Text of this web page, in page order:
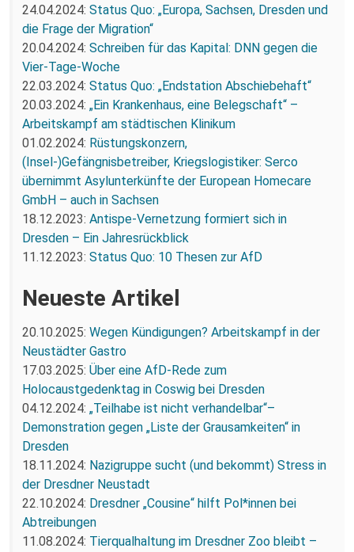
24.04.2024: Status Quo: „Europa, Sachsen, Dresden und
die Frage der Migration“
20.04.2024: Schreiben für das Kapital: DNN gegen die
Vier-Tage-Woche
22.03.2024: Status Quo: „Endstation Abschiebehaft“
20.03.2024: „Ein Krankenhaus, eine Belegschaft“ –
Arbeitskampf am städtischen Klinikum
01.02.2024: Rüstungskonzern,
(Insel-)Gefängnisbetreiber, Kriegslogistiker: Serco
übernimmt Asylunterkünfte der European Homecare
GmbH – auch in Sachsen
18.12.2023: Antispe-Vernetzung formiert sich in
Dresden – Ein Jahresrückblick
11.12.2023: Status Quo: 10 Thesen zur AfD
Neueste Artikel
20.10.2025: Wegen Kündigungen? Arbeitskampf in der
Neustädter Gastro
17.03.2025: Über eine AfD-Rede zum
Holocaustgedenktag in Coswig bei Dresden
04.12.2024: „Teilhabe ist nicht verhandelbar“–
Demonstration gegen „Liste der Grausamkeiten“ in
Dresden
18.11.2024: Nazigruppe sucht (und bekommt) Stress in
der Dresdner Neustadt
22.10.2024: Dresdner „Cousine“ hilft Pol*innen bei
Abtreibungen
11.08.2024: Tierqualhaltung im Dresdner Zoo bleibt –